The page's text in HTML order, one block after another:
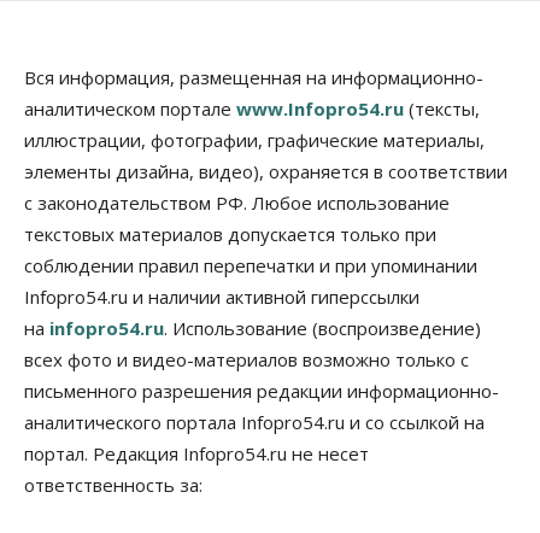
Бизнес Власть Недвижимость
Застройщики продавливают компромиссы по
площади участков для КРТ в Новосибирске
06 Августа 2026, 17:30
Бизнес Недвижимость Общество
Около Заельцовского бора Новосибирска
началось строительство термального комплекса
06 Августа 2026, 17:00
Общество Право&Порядок
Подозреваемых в похищении человека
задержали в Новосибирске
06 Августа 2026, 16:15
Пенсионеры старше 80 лет в Новосибирской
области получили повышенные пенсии
Вся информация, размещенная на информационно-
аналитическом портале www.Infopro54.ru (тексты,
иллюстрации, фотографии, графические материалы,
элементы дизайна, видео), охраняется в соответствии
с законодательством РФ. Любое использование
текстовых материалов допускается только при
соблюдении правил перепечатки и при упоминании
Infopro54.ru и наличии активной гиперссылки
на infopro54.ru. Использование (воспроизведение)
всех фото и видео-материалов возможно только с
письменного разрешения редакции информационно-
аналитического портала Infopro54.ru и со ссылкой на
портал. Редакция Infopro54.ru не несет
ответственность за: